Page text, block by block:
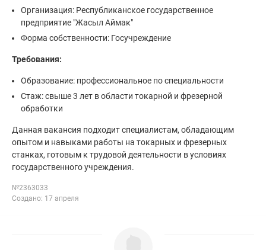
Организация: Республиканское государственное
предприятие "Жасыл Аймак"
Форма собственности: Госучреждение
Требования:
Образование: профессиональное по специальности
Стаж: свыше 3 лет в области токарной и фрезерной
обработки
Данная вакансия подходит специалистам, обладающим
опытом и навыками работы на токарных и фрезерных
станках, готовым к трудовой деятельности в условиях
государственного учреждения.
№2363033
Создано: 17 апреля